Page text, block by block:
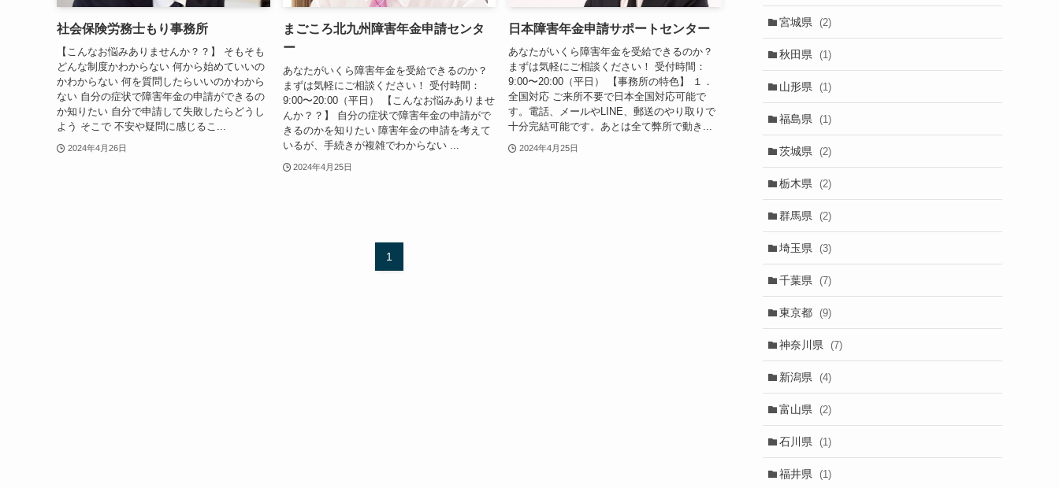
社会保険労務士もり事務所
【こんなお悩みありませんか？？】 そもそも
どんな制度かわからない 何から始めていいの
かわからない 何を質問したらいいのかわから
ない 自分の症状で障害年金の申請ができるの
か知りたい 自分で申請して失敗したらどうし
よう そこで 不安や疑問に感じるこ...
2024年4月26日
まごころ北九州障害年金申請センタ
ー
あなたがいくら障害年金を受給できるのか？
まずは気軽にご相談ください！ 受付時間：
9:00〜20:00（平日） 【こんなお悩みありませ
んか？？】 自分の症状で障害年金の申請がで
きるのかを知りたい 障害年金の申請を考えて
いるが、手続きが複雑でわからない ...
2024年4月25日
日本障害年金申請サポートセンター
あなたがいくら障害年金を受給できるのか？
まずは気軽にご相談ください！ 受付時間：
9:00〜20:00（平日） 【事務所の特色】 １．
全国対応 ご来所不要で日本全国対応可能で
す。電話、メールやLINE、郵送のやり取りで
十分完結可能です。あとは全て弊所で動き...
2024年4月25日
1
宮城県 (2)
秋田県 (1)
山形県 (1)
福島県 (1)
茨城県 (2)
栃木県 (2)
群馬県 (2)
埼玉県 (3)
千葉県 (7)
東京都 (9)
神奈川県 (7)
新潟県 (4)
富山県 (2)
石川県 (1)
福井県 (1)